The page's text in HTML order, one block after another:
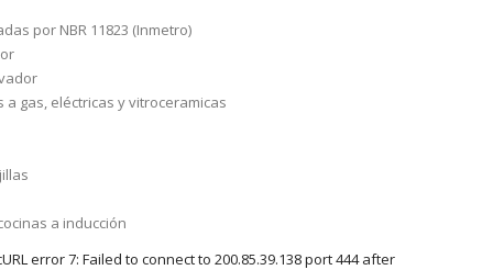
por NBR 11823 (Inmetro)
a gas, eléctricas y vitroceramicas
a inducción
error 7: Failed to connect to 200.85.39.138 port 444 after